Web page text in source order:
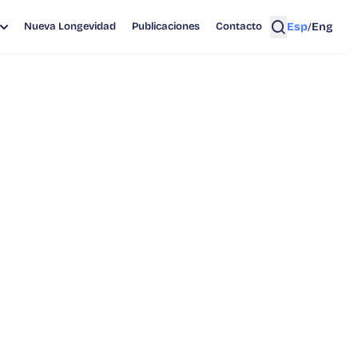
Nueva Longevidad Publicaciones Contacto Eng
/
Esp